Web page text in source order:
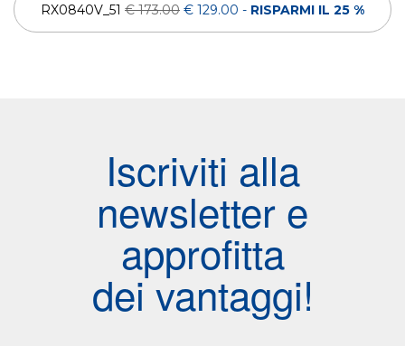
RX0840V_51 € 173.00 € 129.00 - RISPARMI IL 25 %
Iscriviti alla
newsletter e
approfitta
dei vantaggi!